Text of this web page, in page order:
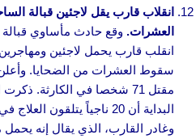
انقلاب قارب يقل لاجئين قبالة
العشرات. وقع حادث مأساوي
انقلب قارب يحمل لاجئين
سقوط العشرات من الضحايا. وأعلن
مقتل 71 شخصا في الكارثة.
البداية أن 20 ناجياً